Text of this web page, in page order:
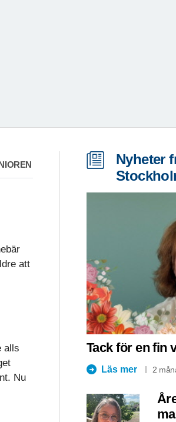
att
alls
Nu
Nyheter
Tack för en fin
Läs mer 2